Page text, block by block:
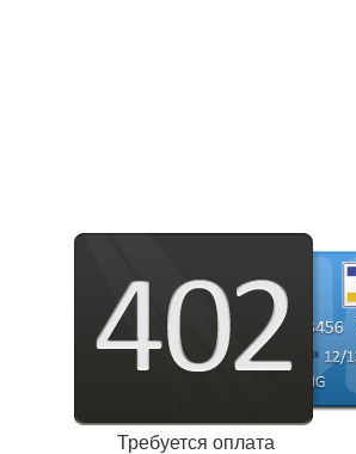
Требуется оплата